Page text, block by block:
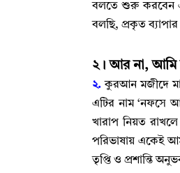
বলতে শুরু করবেন
বলছি, প্রকৃত
২। আর না,আমি
২. কুরআন মজীদে
এটির নাম ‘নফসে
খারাপ নিয়ত
পরিভাষায় একেই
তৃপ্তি ও প্রশান্তি